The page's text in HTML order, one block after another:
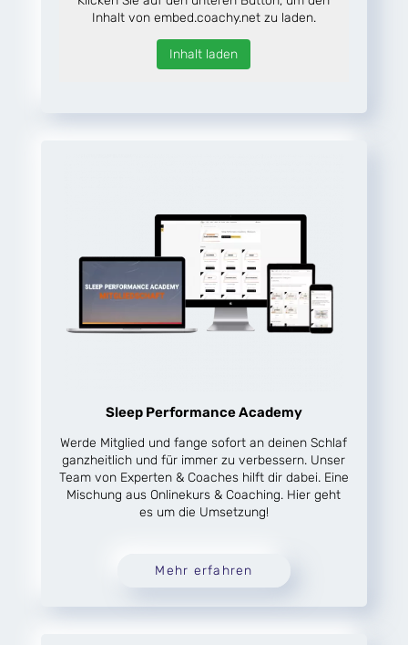
Inhalt von embed.coachy.net zu laden.
Inhalt laden
Sleep Performance Academy
Werde Mitglied und fange sofort an deinen Schlaf
ganzheitlich und für immer zu verbessern. Unser
Team von Experten & Coaches hilft dir dabei. Eine
Mischung aus Onlinekurs & Coaching. Hier geht
es um die Umsetzung!
Mehr erfahren